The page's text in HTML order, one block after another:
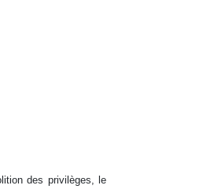
des privilèges, le